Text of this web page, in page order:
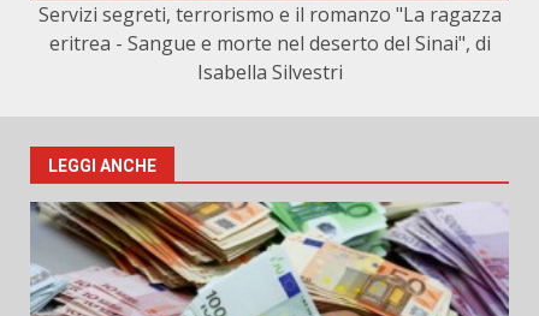
Servizi segreti, terrorismo e il romanzo "La ragazza
eritrea - Sangue e morte nel deserto del Sinai", di
Isabella Silvestri
LEGGI ANCHE